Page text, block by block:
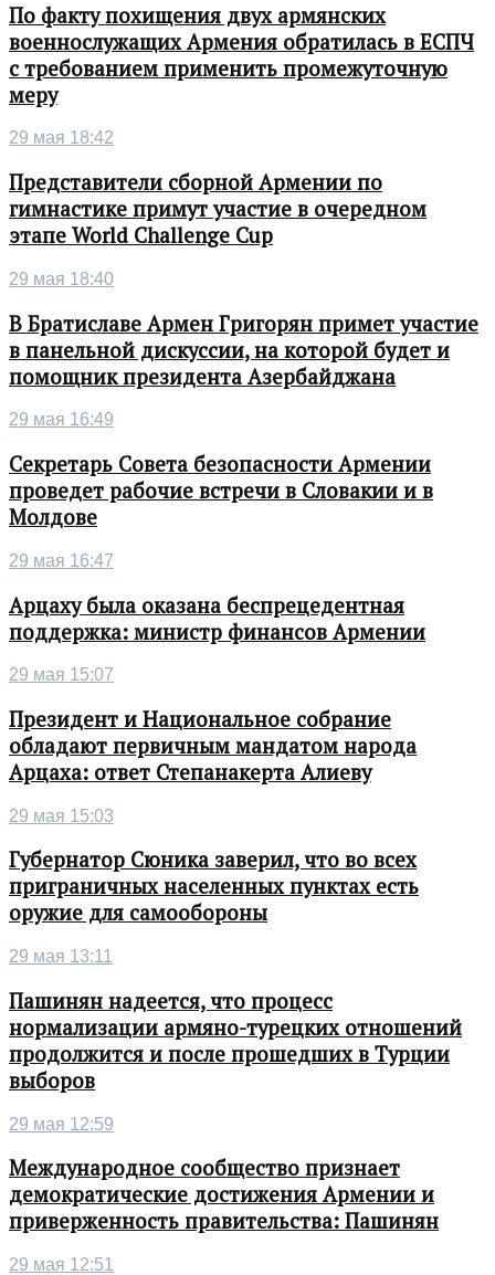
По факту похищения двух армянских
военнослужащих Армения обратилась в ЕСПЧ
с требованием применить промежуточную
меру
29 мая 18:42
Представители сборной Армении по
гимнастике примут участие в очередном
этапе World Challenge Cup
29 мая 18:40
В Братиславе Армен Григорян примет участие
в панельной дискуссии, на которой будет и
помощник президента Азербайджана
29 мая 16:49
Секретарь Совета безопасности Армении
проведет рабочие встречи в Словакии и в
Молдове
29 мая 16:47
Арцаху была оказана беспрецедентная
поддержка: министр финансов Армении
29 мая 15:07
Президент и Национальное собрание
обладают первичным мандатом народа
Арцаха: ответ Степанакерта Алиеву
29 мая 15:03
Губернатор Сюника заверил, что во всех
приграничных населенных пунктах есть
оружие для самообороны
29 мая 13:11
Пашинян надеется, что процесс
нормализации армяно-турецких отношений
продолжится и после прошедших в Турции
выборов
29 мая 12:59
Международное сообщество признает
демократические достижения Армении и
приверженность правительства: Пашинян
29 мая 12:51